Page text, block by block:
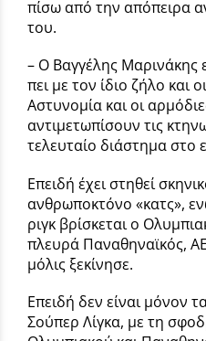
πίσω από την απόπειρα
του.
– Ο Βαγγέλης Μαρινάκης
πει με τον ίδιο ζήλο και
Αστυνομία και οι
αντιμετωπίσουν τις
τελευταίο διάστημα στο
Επειδή έχει στηθεί
ανθρωποκτόνο «κατς»,
ριγκ βρίσκεται ο
πλευρά Παναθηναϊκός,
μόλις ξεκίνησε.
Επειδή δεν είναι μόνον
Σούπερ Λίγκα, με τη